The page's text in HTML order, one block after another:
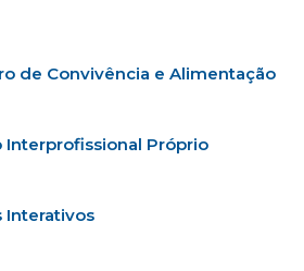
de Convivência e Alimentação
Próprio
Interativos